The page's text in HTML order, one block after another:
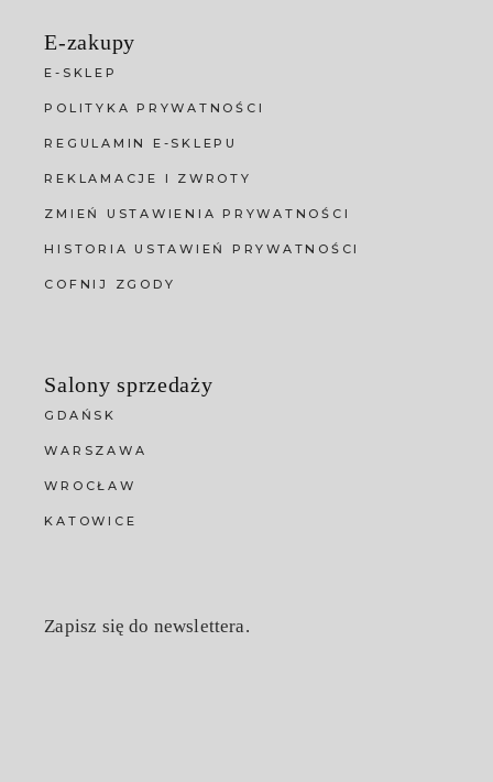
E-zakupy
E-SKLEP
POLITYKA PRYWATNOŚCI
REGULAMIN E-SKLEPU
REKLAMACJE I ZWROTY
ZMIEŃ USTAWIENIA PRYWATNOŚCI
HISTORIA USTAWIEŃ PRYWATNOŚCI
COFNIJ ZGODY
Salony sprzedaży
GDAŃSK
WARSZAWA
WROCŁAW
KATOWICE
Zapisz się do newslettera.